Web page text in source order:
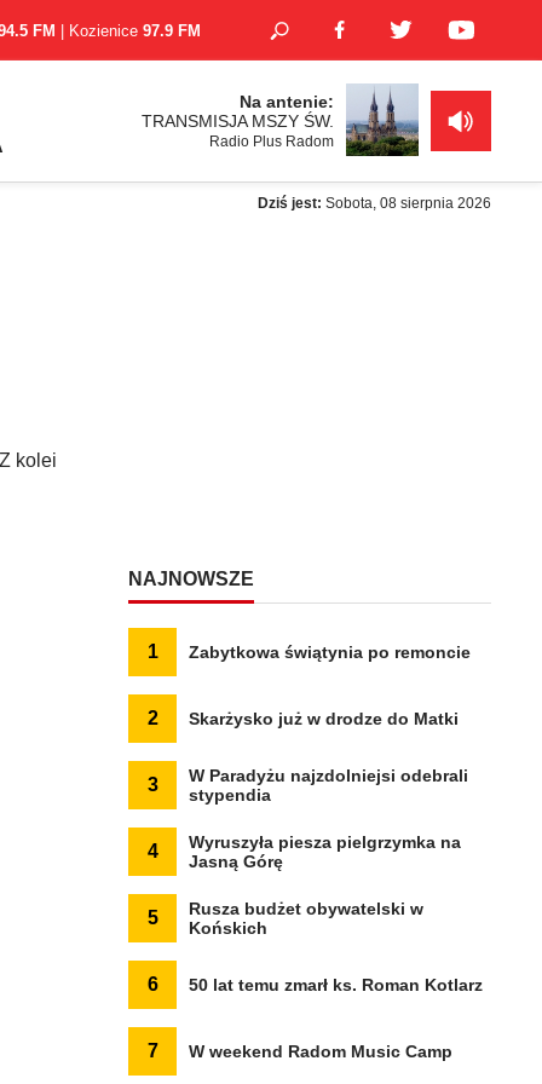
FM | Kozienice 97.9 FM
Na antenie:
TRANSMISJA MSZY ŚW.
Radio Plus Radom
Dziś jest: Sobota, 08 sierpnia 2026
kolei
NAJNOWSZE
1 Zabytkowa świątynia po remoncie
2 Skarżysko już w drodze do Matki
3
W Paradyżu najzdolniejsi odebrali
stypendia
4
Wyruszyła piesza pielgrzymka na
Jasną Górę
5
Rusza budżet obywatelski w
Końskich
6 50 lat temu zmarł ks. Roman Kotlarz
7 W weekend Radom Music Camp